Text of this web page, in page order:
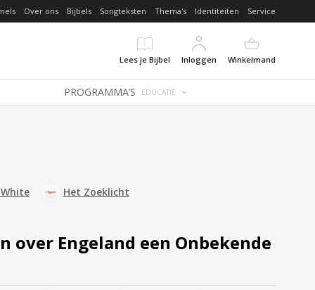
Over ons Bijbels Songteksten Thema's Identiteiten Service
Lees je Bijbel
Inloggen Winkelmand
PROGRAMMA’S EDUCATIE
Het Zoeklicht
over Engeland een Onbekende